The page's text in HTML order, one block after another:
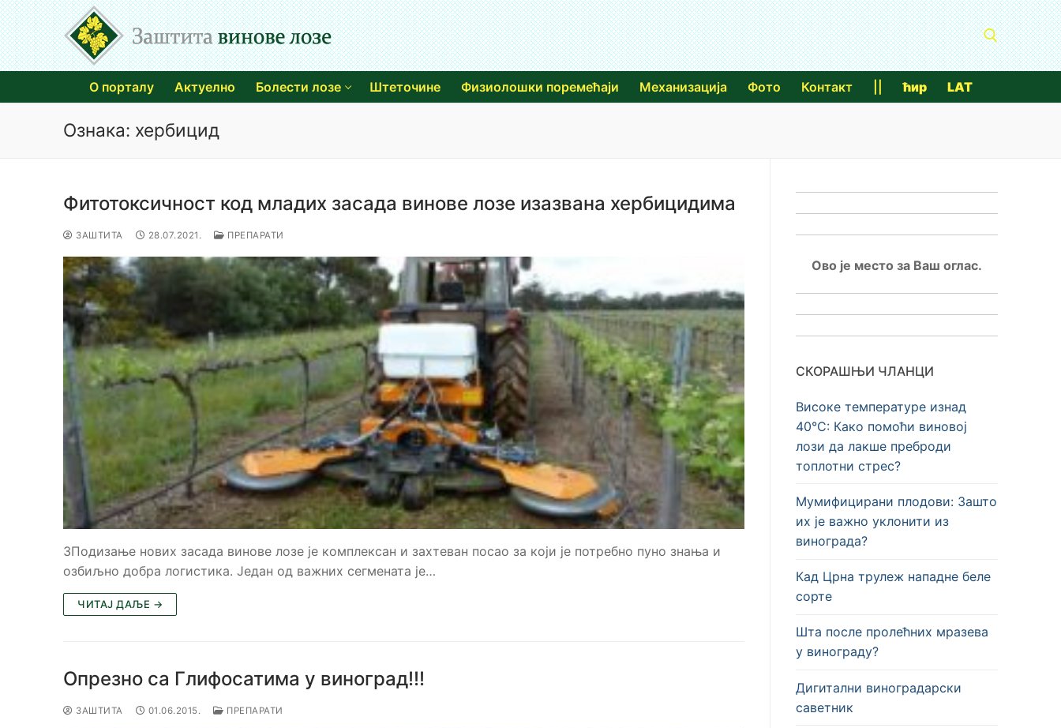
Прескочи
до
садржаја
Тражи за:
О порталу Актуелно Болести лозе Штеточине Физиолошки поремећаји Механизација Фото Контакт ћир LAT
Ознака: хербицид
Фитотоксичност код младих засада винове лозе изазвана хербицидима
ЗАШТИТА 28.07.2021. ПРЕПАРАТИ
ЗПодизање нових засада винове лозе је комплексан и захтеван посао за који је потребно пуно знања и
озбиљно добра логистика. Један од важних сегмената је…
ЧИТАЈ ДАЉЕ →
Опрезно са Глифосатима у виноград!!!
ЗАШТИТА 01.06.2015. ПРЕПАРАТИ
Ово је место за Ваш оглас.
СКОРАШЊИ ЧЛАНЦИ
Високе температуре изнад
40°C: Како помоћи виновој
лози да лакше преброди
топлотни стрес?
Мумифицирани плодови: Зашто
их је важно уклонити из
винограда?
Кад Црна трулеж нападне беле
сорте
Шта после пролећних мразева
у винограду?
Дигитални виноградарски
саветник